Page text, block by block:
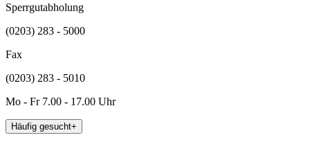
Sperrgutabholung
(0203) 283 - 5000
Fax
(0203) 283 - 5010
Mo - Fr 7.00 - 17.00 Uhr
Häufig gesucht+